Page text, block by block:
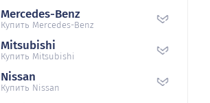
Mercedes-Benz
Купить Mercedes-Benz
Mitsubishi
Купить Mitsubishi
Nissan
Купить Nissan